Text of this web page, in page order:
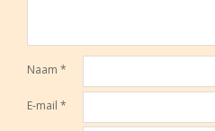
Naam *
E-mail *